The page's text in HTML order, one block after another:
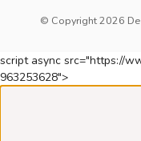
© Copyright 2026
script async src="https://
963253628">